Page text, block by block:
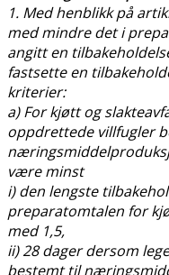
1. Med henblikk på
med mindre det i
angitt en
fastsette en
kriterier:
a) For kjøtt og
oppdrettede villfugler
være minst
i) den lengste
preparatomtalen for
med 1,5,
ii) 28 dager dersom
bestemt til